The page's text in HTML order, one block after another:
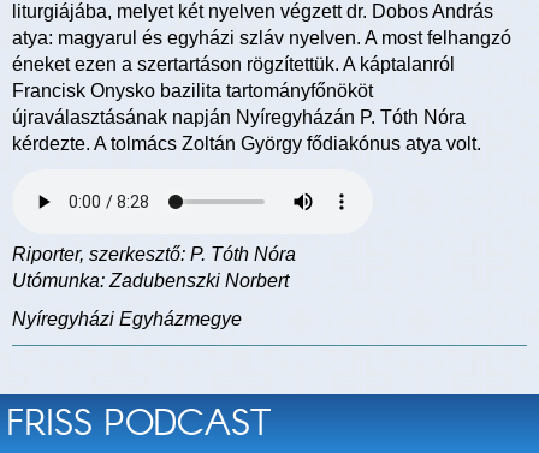
liturgiájába, melyet két nyelven végzett dr. Dobos András
atya: magyarul és egyházi szláv nyelven. A most felhangzó
éneket ezen a szertartáson rögzítettük. A káptalanról
Francisk Onysko bazilita tartományfőnököt
újraválasztásának napján Nyíregyházán P. Tóth Nóra
kérdezte. A tolmács Zoltán György fődiakónus atya volt.
Riporter, szerkesztő: P. Tóth Nóra
Utómunka: Zadubenszki Norbert
Nyíregyházi Egyházmegye
FRISS PODCAST